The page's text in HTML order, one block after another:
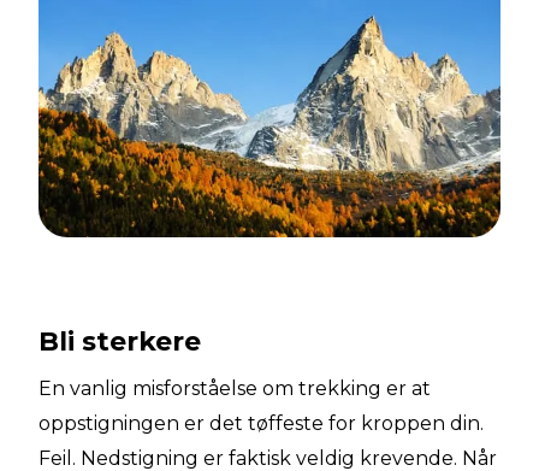
Bli sterkere
En vanlig misforståelse om trekking er at
oppstigningen er det tøffeste for kroppen din.
Feil. Nedstigning er faktisk veldig krevende. Når